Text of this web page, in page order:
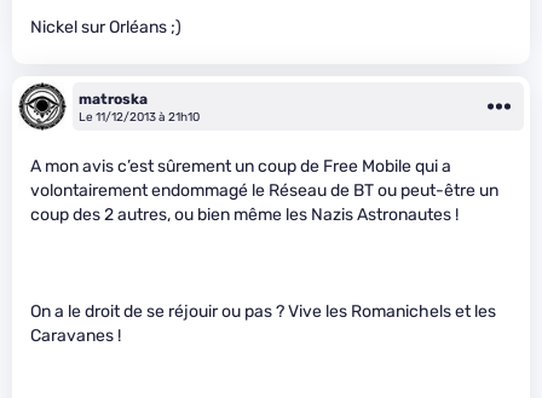
Nickel sur Orléans ;)
matroska
Le 11/12/2013 à 21h10
A mon avis c’est sûrement un coup de Free Mobile qui a
volontairement endommagé le Réseau de BT ou peut-être un
coup des 2 autres, ou bien même les Nazis Astronautes !
On a le droit de se réjouir ou pas ? Vive les Romanichels et les
Caravanes !